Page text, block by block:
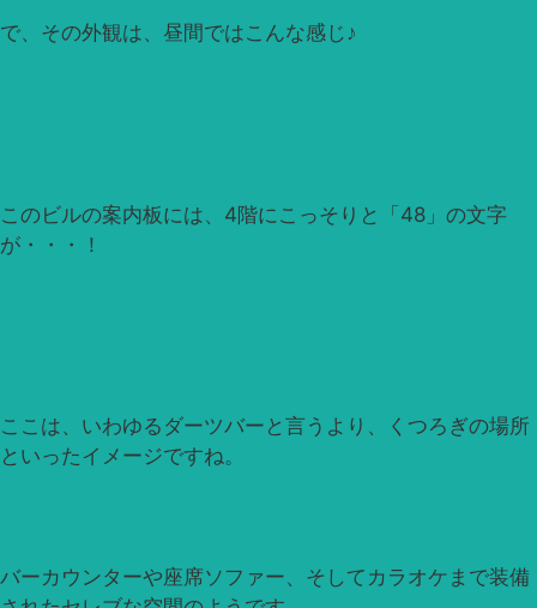
で、その外観は、昼間ではこんな感じ♪
このビルの案内板には、4階にこっそりと「48」の文字
が・・・！
ここは、いわゆるダーツバーと言うより、くつろぎの場所
といったイメージですね。
バーカウンターや座席ソファー、そしてカラオケまで装備